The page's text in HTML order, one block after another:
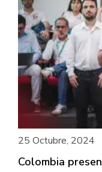
25 Octubre, 2024
Colombia